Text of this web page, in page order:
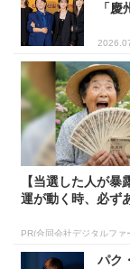
「
【当選した人が暴
運が動く時、必ず
PR(合同会社デジタルファ
パク